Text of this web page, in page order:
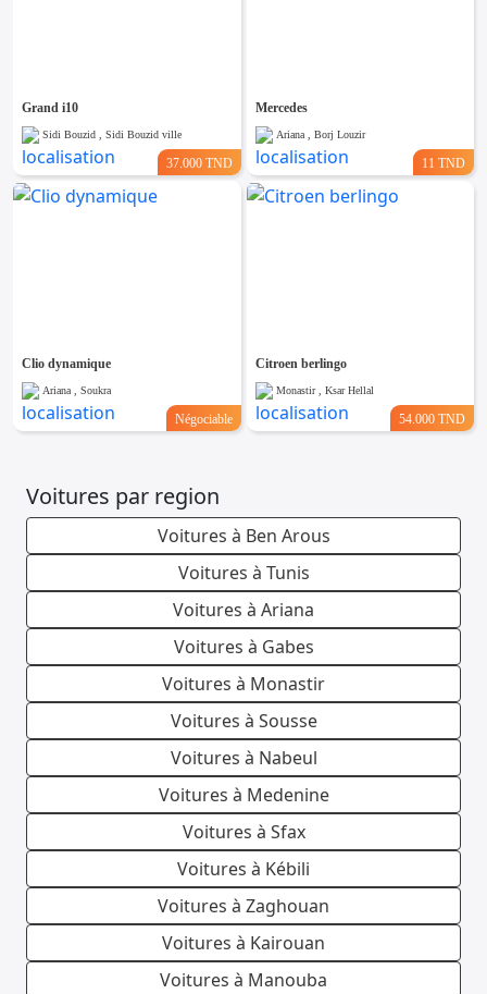
Grand i10
Sidi Bouzid , Sidi Bouzid ville
37.000 TND
Mercedes
Ariana , Borj Louzir
11 TND
Clio dynamique
Ariana , Soukra
Négociable
Citroen berlingo
Monastir , Ksar Hellal
54.000 TND
Voitures par region
Voitures à Ben Arous
Voitures à Tunis
Voitures à Ariana
Voitures à Gabes
Voitures à Monastir
Voitures à Sousse
Voitures à Nabeul
Voitures à Medenine
Voitures à Sfax
Voitures à Kébili
Voitures à Zaghouan
Voitures à Kairouan
Voitures à Manouba